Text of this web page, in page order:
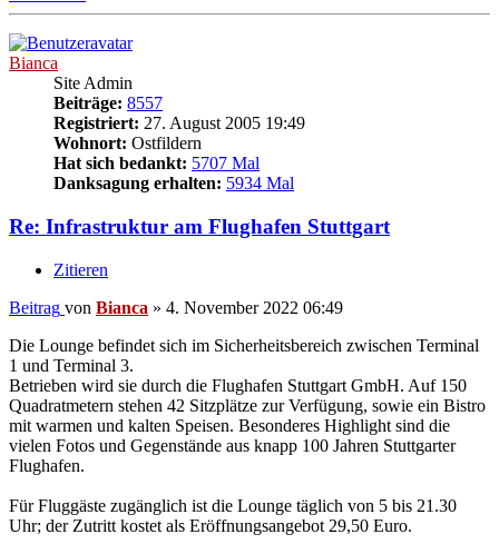
Bianca
Site Admin
Beiträge: 8557
Registriert: 27. August 2005 19:49
Wohnort: Ostfildern
Hat sich bedankt: 5707 Mal
Danksagung erhalten: 5934 Mal
Re: Infrastruktur am Flughafen Stuttgart
Zitieren
Beitrag von Bianca » 4. November 2022 06:49
Die Lounge befindet sich im Sicherheitsbereich zwischen Terminal
1 und Terminal 3.
Betrieben wird sie durch die Flughafen Stuttgart GmbH. Auf 150
Quadratmetern stehen 42 Sitzplätze zur Verfügung, sowie ein Bistro
mit warmen und kalten Speisen. Besonderes Highlight sind die
vielen Fotos und Gegenstände aus knapp 100 Jahren Stuttgarter
Flughafen.
Für Fluggäste zugänglich ist die Lounge täglich von 5 bis 21.30
Uhr; der Zutritt kostet als Eröffnungsangebot 29,50 Euro.